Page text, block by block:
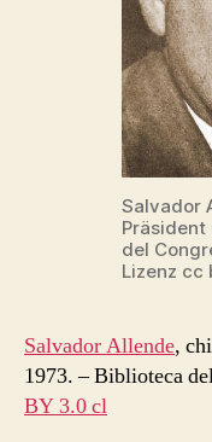
Salvador
Präsident
del
Lizenz cc
Salvador Allende,
1973. –Biblioteca
BY 3.0 cl